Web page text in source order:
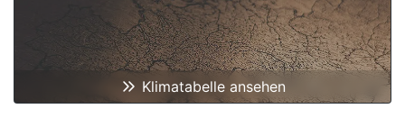
Klimatabelle ansehen